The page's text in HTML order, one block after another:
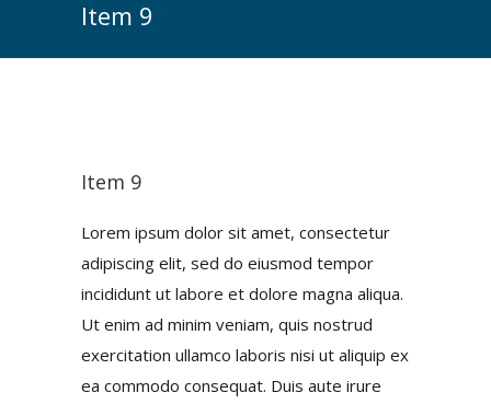
Item 9
Item 9
Lorem ipsum dolor sit amet, consectetur
adipiscing elit, sed do eiusmod tempor
incididunt ut labore et dolore magna aliqua.
Ut enim ad minim veniam, quis nostrud
exercitation ullamco laboris nisi ut aliquip ex
ea commodo consequat. Duis aute irure